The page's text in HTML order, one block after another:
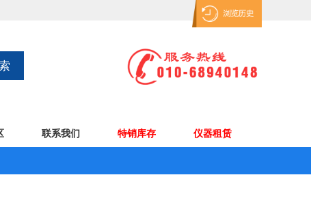
联系我们 特销库存 仪器租赁